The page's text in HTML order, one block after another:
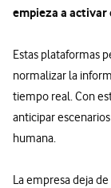
empieza a activar
Estas plataformas
normalizar la
tiempo real. Con
anticipar
humana.
La empresa deja